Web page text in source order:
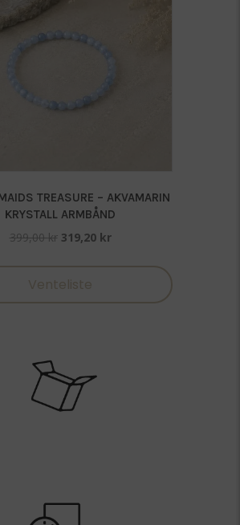
TREASURE – AKVAMARIN
KRYSTALL ARMBÅND
399,00kr Opprinnelig
var:
399,00 kr.
319,20 krNåværende
er:
Venteliste